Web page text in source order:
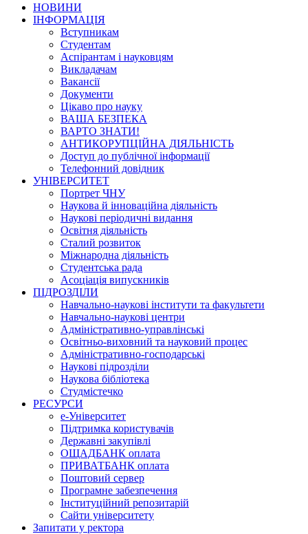
НОВИНИ
ІНФОРМАЦІЯ
Вступникам
Студентам
Аспірантам і науковцям
Викладачам
Вакансії
Документи
Цікаво про науку
ВАША БЕЗПЕКА
ВАРТО ЗНАТИ!
АНТИКОРУПЦІЙНА ДІЯЛЬНІСТЬ
Доступ до публічної інформації
Телефонний довідник
УНІВЕРСИТЕТ
Портрет ЧНУ
Наукова й інноваційна діяльність
Наукові періодичні видання
Освітня діяльність
Сталий розвиток
Міжнародна діяльність
Студентська рада
Асоціація випускників
ПІДРОЗДІЛИ
Навчально-наукові інститути та факультети
Навчально-наукові центри
Адміністративно-управлінські
Освітньо-виховний та науковий процес
Адміністративно-господарські
Наукові підрозділи
Наукова бібліотека
Студмістечко
РЕСУРСИ
е-Університет
Підтримка користувачів
Державні закупівлі
ОЩАДБАНК оплата
ПРИВАТБАНК оплата
Поштовий сервер
Програмне забезпечення
Інституційний репозитарій
Сайти університету
Запитати у ректора